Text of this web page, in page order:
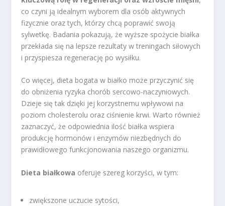
co czyni ją idealnym wyborem dla osób aktywnych
fizycznie oraz tych, którzy chcą poprawić swoją
sylwetkę. Badania pokazują, że wyższe spożycie białka
przekłada się na lepsze rezultaty w treningach siłowych
i przyspiesza regenerację po wysiłku.
Co więcej, dieta bogata w białko może przyczynić się
do obniżenia ryzyka chorób sercowo-naczyniowych.
Dzieje się tak dzięki jej korzystnemu wpływowi na
poziom cholesterolu oraz ciśnienie krwi. Warto również
zaznaczyć, że odpowiednia ilość białka wspiera
produkcję hormonów i enzymów niezbędnych do
prawidłowego funkcjonowania naszego organizmu.
Dieta białkowa oferuje szereg korzyści, w tym:
zwiększone uczucie sytości,